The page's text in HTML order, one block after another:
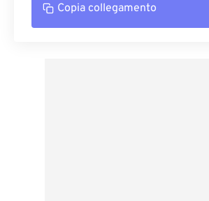
Copia collegamento